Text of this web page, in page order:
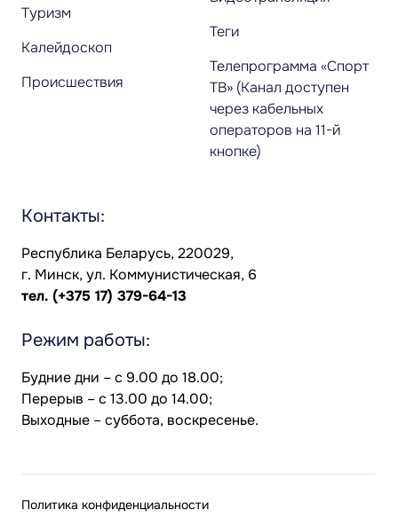
Туризм
Калейдоскоп
Происшествия
Теги
Телепрограмма «Спорт
ТВ» (Канал доступен
через кабельных
операторов на 11-й
кнопке)
Контакты:
Республика Беларусь, 220029,
г. Минск, ул. Коммунистическая, 6
тел. (+375 17) 379-64-13
Режим работы:
Будние дни – с 9.00 до 18.00;
Перерыв – с 13.00 до 14.00;
Выходные – суббота, воскресенье.
Политика конфиденциальности